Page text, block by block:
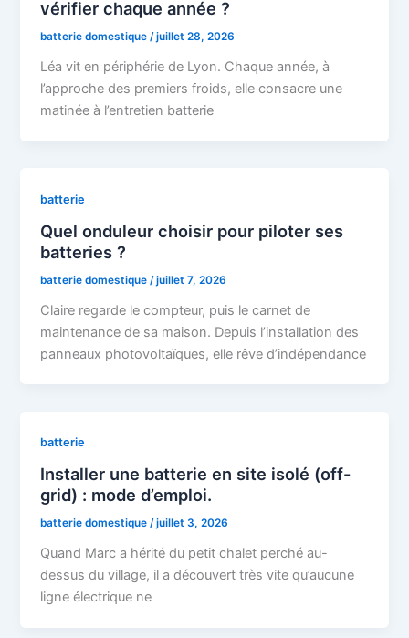
vérifier chaque année ?
batterie domestique/juillet 28, 2026
Léa vit en périphérie de Lyon. Chaque année, à
l’approche des premiers froids, elle consacre une
matinée à l’entretien batterie
batterie
Quel onduleur choisir pour piloter ses
batteries ?
batterie domestique /juillet 7, 2026
Claire regarde le compteur, puis le carnet de
maintenance de sa maison. Depuis l’installation des
panneaux photovoltaïques, elle rêve d’indépendance
batterie
Installer une batterie en site isolé (off-
grid) : mode d’emploi.
batterie domestique/juillet 3, 2026
Quand Marc a hérité du petit chalet perché au-
dessus du village, il a découvert très vite qu’aucune
ligne électrique ne